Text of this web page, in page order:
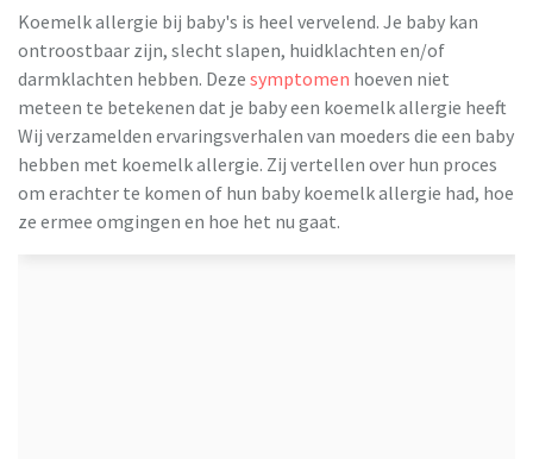
Koemelk allergie bij baby's is heel vervelend. Je baby kan
ontroostbaar zijn, slecht slapen, huidklachten en/of
darmklachten hebben. Deze symptomen hoeven niet
meteen te betekenen dat je baby een koemelk allergie heeft.
Wij verzamelden ervaringsverhalen van moeders die een baby
hebben met koemelk allergie. Zij vertellen over hun proces
om erachter te komen of hun baby koemelk allergie had, hoe
ze ermee omgingen en hoe het nu gaat.